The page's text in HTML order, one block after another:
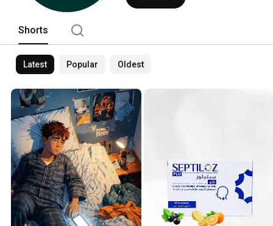
Shorts
Latest Popular Oldest